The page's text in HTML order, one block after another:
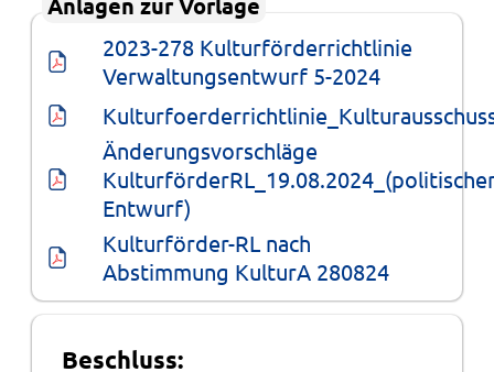
Anlagen zur Vorlage
2023-278 Kulturförderrichtlinie
Verwaltungsentwurf 5-2024
Änderungsvorschläge
Entwurf)
Kulturförder-RL nach
Abstimmung KulturA 280824
Beschluss: